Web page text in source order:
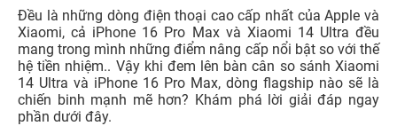
Đều là những dòng điện thoại cao cấp nhất của Apple và
Xiaomi, cả iPhone 16 Pro Max và Xiaomi 14 Ultra đều
mang trong mình những điểm nâng cấp nổi bật so với thế
hệ tiền nhiệm.. Vậy khi đem lên bàn cân so sánh Xiaomi
14 Ultra và iPhone 16 Pro Max, dòng flagship nào sẽ là
chiến binh mạnh mẽ hơn? Khám phá lời giải đáp ngay
phần dưới đây.